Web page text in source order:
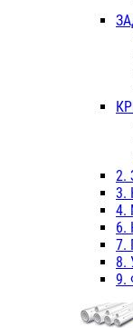
2.
3.
4.
6.
7.
8.
9.